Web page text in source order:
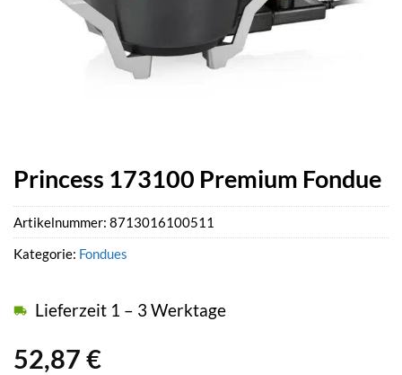
Princess 173100 Premium Fondue
52,87 €
Lieferzeit 1 – 3 Werktage
Artikelnummer: 8713016100511
Kategorie: Fondues